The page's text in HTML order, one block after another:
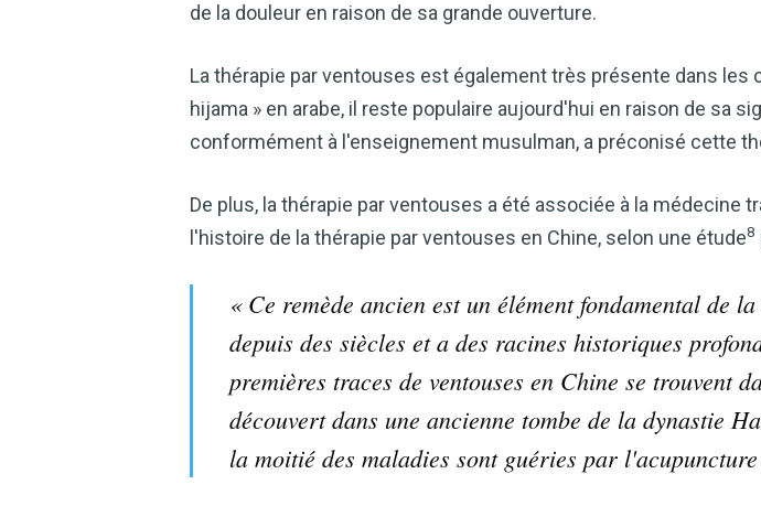
de la douleur en raison de sa grande ouverture.
La thérapie par ventouses est également très présente dans les
hijama » en arabe, il reste populaire aujourd'hui en raison de sa
conformément à l'enseignement musulman, a préconisé cette
De plus, la thérapie par ventouses a été associée à la médecine
l'histoire de la thérapie par ventouses en Chine, selon une étude8
« Ce remède ancien est un élément fondamental de
depuis des siècles et a des racines historiques
premières traces de ventouses en Chine se trouvent
découvert dans une ancienne tombe de la dynastie
la moitié des maladies sont guéries par l'acupuncture